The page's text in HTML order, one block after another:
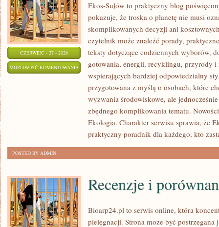
CZERWIEC - 27 - 2026
MOŻLIWOŚĆ KOMENTOWANIA CZYTELNICZY
GŁOS
Ekos-Sułów to praktyczny blog
pokazuje, że troska o planetę nie musi
skomplikowanych decyzji ani
czytelnik może znaleźć porady,
teksty dotyczące codziennych wyborów,
gotowania, energii, recyklingu, przyrody i
wspierających bardziej odpowiedzialny
przygotowana z myślą o osobach, które
wyzwania środowiskowe, ale
zbędnego komplikowania tematu.
Ekologia. Charakter serwisu sprawia, że
praktyczny poradnik dla każdego, kto
POSTED BY ADMIN
Recenzje i
Bioarp24.pl to serwis online, która
pielęgnacji. Strona może być postrzegana